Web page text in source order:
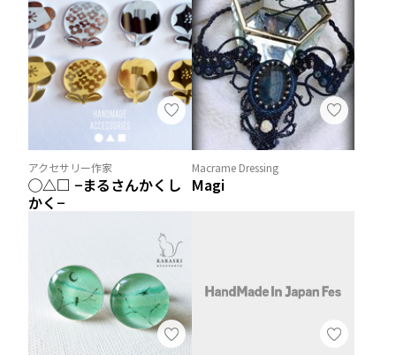
アクセサリー作家
◯△□ −まるさんかくし
かく−
Macrame Dressing
Magi